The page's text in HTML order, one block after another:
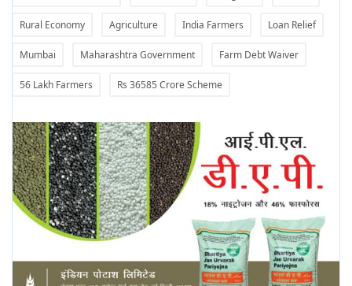
Rural Economy Agriculture India Farmers Loan Relief
Mumbai Maharashtra Government Farm Debt Waiver
56 Lakh Farmers Rs 36585 Crore Scheme